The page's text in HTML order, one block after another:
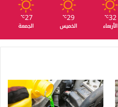
32
℃
الأربعاء
29
℃
الخميس
27
℃
الجمعة